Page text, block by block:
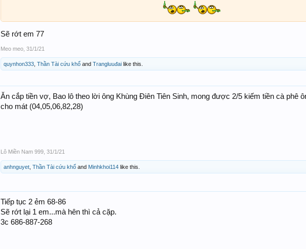
Sẽ rớt em 77
Meo meo 31/1/21
quynhon333 Thần Tài cứu khổ and Trangluuđai like this.
Ăn cắp tiền vợ, Bao lô theo lời ông Khùng Điên Tiên Sinh, mong được 2/5 kiếm tiền cà phê
cho mát (04,05,06,82,28)
Lô Miền Nam 999 31/1/21
anhnguyet Thần Tài cứu khổ and Minhkhoi114 like this.
Tiếp tục 2 ẻm 68-86
Sẽ rớt lại 1 em...mà hên thì cả cặp.
3c 686-887-268